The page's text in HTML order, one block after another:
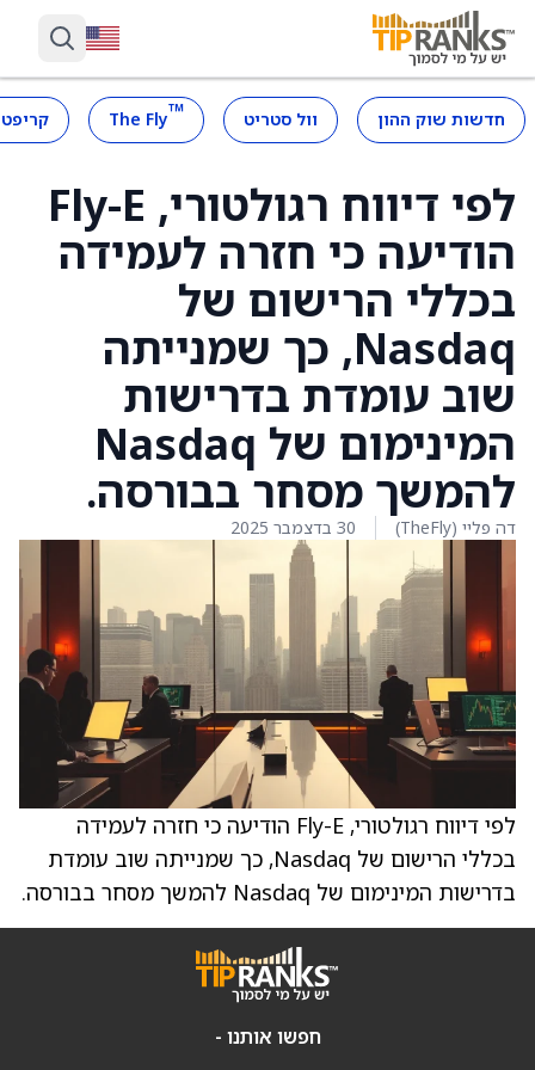
חדשות שוק ההון וול סטריט ™
The Fly
לפי דיווח רגולטורי, Fly-E
הודיעה כי חזרה לעמידה
בכללי הרישום של
Nasdaq, כך שמנייתה
שוב עומדת בדרישות
המינימום של Nasdaq
להמשך מסחר בבורסה.
דה פליי (TheFly) 30 בדצמבר 2025
לפי דיווח רגולטורי, Fly-E הודיעה כי חזרה לעמידה
בכללי הרישום של Nasdaq, כך שמנייתה שוב עומדת
בדרישות המינימום של Nasdaq להמשך מסחר בבורסה.
חפשו אותנו -